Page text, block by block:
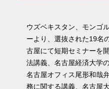
ウズベキスタン、モンゴ
ーより、選抜された19名
古屋にて短期セミナーを
法講義、名古屋経済大学
名古屋オフィス尾形和哉
務に関する講義、名古屋